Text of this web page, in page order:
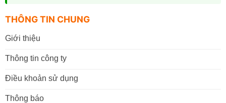
THÔNG TIN CHUNG
Giới thiệu
Thông tin công ty
Điều khoản sử dụng
Thông báo